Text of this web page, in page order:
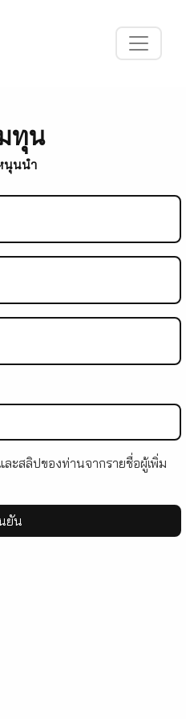
ทุน
นนำ
ะสลิปของท่านจากรายชื่อผู้เพิ่ม
ยัน